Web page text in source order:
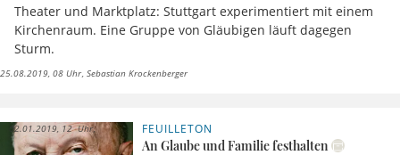
Theater und Marktplatz: Stuttgart experimentiert mit einem
Kirchenraum. Eine Gruppe von Gläubigen läuft dagegen
Sturm.
25.08.2019, 08 Uhr Sebastian Krockenberger
FEUILLETON
An Glaube und Familie festhalten
02.01.2019, 12 Uhr